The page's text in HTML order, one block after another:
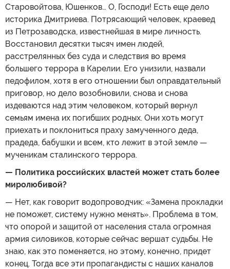
Старовойтова, Юшенков… О, Господи! Есть еще дело
историка Дмитриева. Потрясающий человек, краевед
из Петрозаводска, известнейшая в мире личность.
Восстановил десятки тысяч имен людей,
расстрелянных без суда и следствия во время
большего террора в Карелии. Его унизили, назвали
педофилом, хотя в его отношении был оправдательный
приговор, но дело возобновили, снова и снова
издеваются над этим человеком, который вернул
семьям имена их погибших родных. Они хоть могут
приехать и поклониться праху замученного деда,
прадеда, бабушки и всем, кто лежит в этой земле —
мученикам сталинского террора.
— Политика российских властей может стать более
миролюбивой?
— Нет, как говорит водопроводчик: «Замена прокладки
не поможет, систему нужно менять». Проблема в том,
что опорой и защитой от населения стала огромная
армия силовиков, которые сейчас вершат судьбы. Не
знаю, как это поменяется, но этому, конечно, придет
конец. Тогда все эти пропагандисты с наших каналов